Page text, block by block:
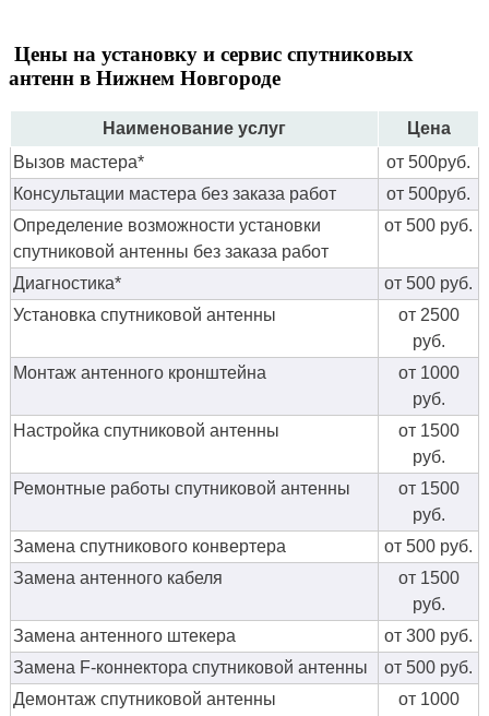
Цены на установку и сервис спутниковых
антенн в Нижнем Новгороде
Наименование услуг
Цена
Вызов мастера*
от 500руб.
Консультации мастера без заказа работ
от 500руб.
Определение возможности установки
спутниковой антенны без заказа работ
от 500 руб.
Диагностика*
от 500 руб.
Установка спутниковой антенны
от 2500
руб.
Монтаж антенного кронштейна
от 1000
руб.
Настройка спутниковой антенны
от 1500
руб.
Ремонтные работы спутниковой антенны
от 1500
руб.
Замена спутникового конвертера
от 500 руб.
Замена антенного кабеля
от 1500
руб.
Замена антенного штекера
от 300 руб.
Замена F-коннектора спутниковой антенны
от 500 руб.
Демонтаж спутниковой антенны
от 1000